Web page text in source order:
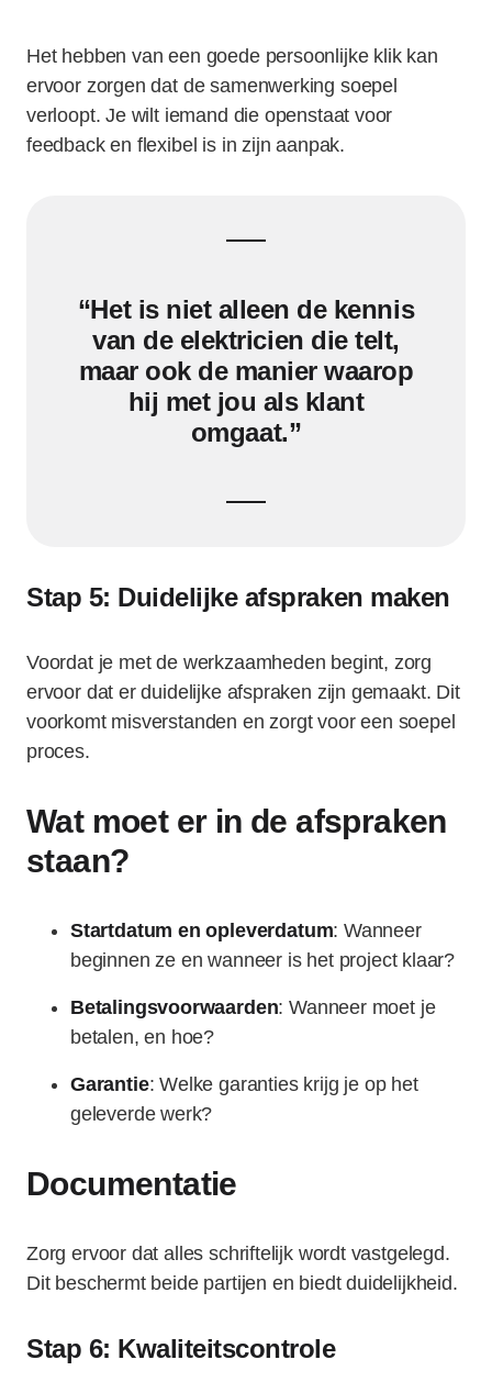
Het hebben van een goede persoonlijke klik kan
ervoor zorgen dat de samenwerking soepel
verloopt. Je wilt iemand die openstaat voor
feedback en flexibel is in zijn aanpak.
“Het is niet alleen de kennis
van de elektricien die telt,
maar ook de manier waarop
hij met jou als klant
omgaat.”
Stap 5: Duidelijke afspraken maken
Voordat je met de werkzaamheden begint, zorg
ervoor dat er duidelijke afspraken zijn gemaakt. Dit
voorkomt misverstanden en zorgt voor een soepel
proces.
Wat moet er in de afspraken
staan?
Startdatum en opleverdatum: Wanneer
beginnen ze en wanneer is het project klaar?
Betalingsvoorwaarden: Wanneer moet je
betalen, en hoe?
Garantie: Welke garanties krijg je op het
geleverde werk?
Documentatie
Zorg ervoor dat alles schriftelijk wordt vastgelegd.
Dit beschermt beide partijen en biedt duidelijkheid.
Stap 6: Kwaliteitscontrole